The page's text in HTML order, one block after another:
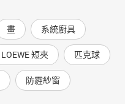
畫 系統廚具
LOEWE 短夾 匹克球
防霾紗窗